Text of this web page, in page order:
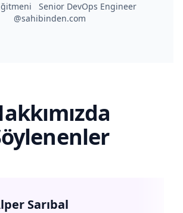
Senior DevOps Engineer
@sahibinden.com
Sarıbal